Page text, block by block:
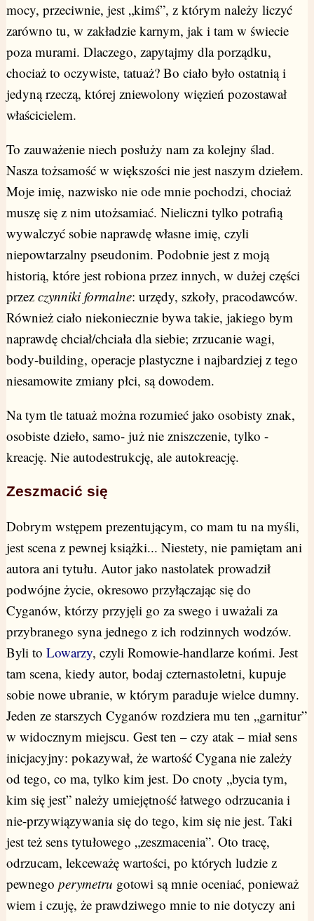
mocy, przeciwnie, jest „kimś”, z którym należy liczyć
zarówno tu, w zakładzie karnym, jak i tam w świecie
poza murami. Dlaczego, zapytajmy dla porządku,
chociaż to oczywiste, tatuaż? Bo ciało było ostatnią i
jedyną rzeczą, której zniewolony więzień pozostawał
właścicielem.
To zauważenie niech posłuży nam za kolejny ślad.
Nasza tożsamość w większości nie jest naszym dziełem.
Moje imię, nazwisko nie ode mnie pochodzi, chociaż
muszę się z nim utożsamiać. Nieliczni tylko potrafią
wywalczyć sobie naprawdę własne imię, czyli
niepowtarzalny pseudonim. Podobnie jest z moją
historią, które jest robiona przez innych, w dużej części
przez czynniki formalne: urzędy, szkoły, pracodawców.
Również ciało niekoniecznie bywa takie, jakiego bym
naprawdę chciał/chciała dla siebie; zrzucanie wagi,
body-building, operacje plastyczne i najbardziej z tego
niesamowite zmiany płci, są dowodem.
Na tym tle tatuaż można rozumieć jako osobisty znak,
osobiste dzieło, samo- już nie zniszczenie, tylko -
kreację. Nie autodestrukcję, ale autokreację.
Zeszmacić się
Dobrym wstępem prezentującym, co mam tu na myśli,
jest scena z pewnej książki... Niestety, nie pamiętam ani
autora ani tytułu. Autor jako nastolatek prowadził
podwójne życie, okresowo przyłączając się do
Cyganów, którzy przyjęli go za swego i uważali za
przybranego syna jednego z ich rodzinnych wodzów.
Byli to Lowarzy, czyli Romowie-handlarze końmi. Jest
tam scena, kiedy autor, bodaj czternastoletni, kupuje
sobie nowe ubranie, w którym paraduje wielce dumny.
Jeden ze starszych Cyganów rozdziera mu ten „garnitur”
w widocznym miejscu. Gest ten – czy atak – miał sens
inicjacyjny: pokazywał, że wartość Cygana nie zależy
od tego, co ma, tylko kim jest. Do cnoty „bycia tym,
kim się jest” należy umiejętność łatwego odrzucania i
nie-przywiązywania się do tego, kim się nie jest. Taki
jest też sens tytułowego „zeszmacenia”. Oto tracę,
odrzucam, lekceważę wartości, po których ludzie z
pewnego perymetru gotowi są mnie oceniać, ponieważ
wiem i czuję, że prawdziwego mnie to nie dotyczy ani